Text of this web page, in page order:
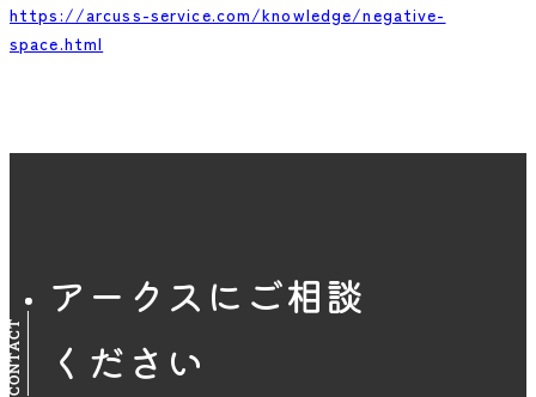
https://arcuss-service.com/knowledge/negative-
space.html
アークスにご相談
ください
CONTACT